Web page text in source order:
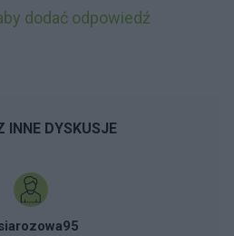
dodać odpowiedź
INNE DYSKUSJE